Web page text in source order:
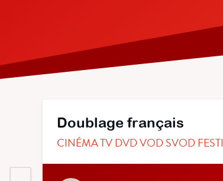
Doublage français
CINÉMA TV DVD VOD SVOD